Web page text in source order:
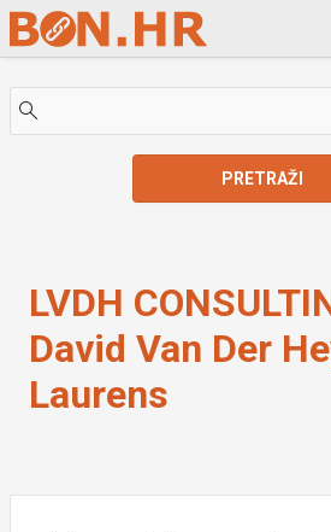
Skip to Main Content
PRETRAŽI
LVDH
David Van Der
Laurens